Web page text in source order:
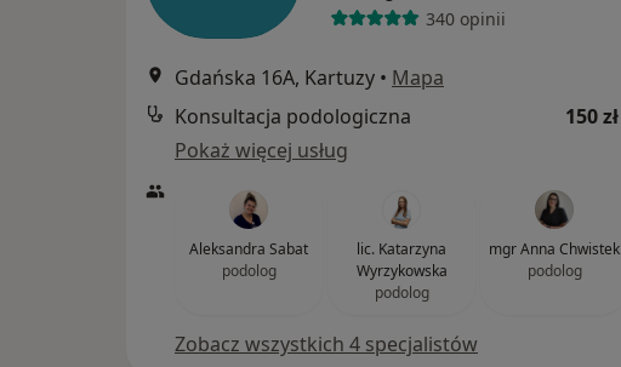
340 opinii
Gdańska 16A, Kartuzy • Mapa
Konsultacja podologiczna
150 zł
Pokaż więcej usług
Aleksandra Sabat
podolog
lic. Katarzyna
Wyrzykowska
podolog
mgr Anna Chwistek
podolog
Zobacz wszystkich 4 specjalistów